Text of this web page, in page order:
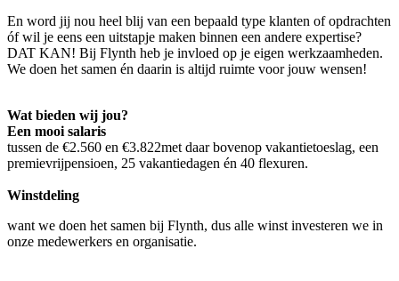
En word jij nou heel blij van een bepaald type klanten of opdrachten
óf wil je eens een uitstapje maken binnen een andere expertise?
DAT KAN! Bij Flynth heb je invloed op je eigen werkzaamheden.
We doen het samen én daarin is altijd ruimte voor jouw wensen!
Wat bieden wij jou?
Een mooi salaris
tussen de €2.560 en €3.822met daar bovenop vakantietoeslag, een
premievrijpensioen, 25 vakantiedagen én 40 flexuren.
Winstdeling
want we doen het samen bij Flynth, dus alle winst investeren we in
onze medewerkers en organisatie.